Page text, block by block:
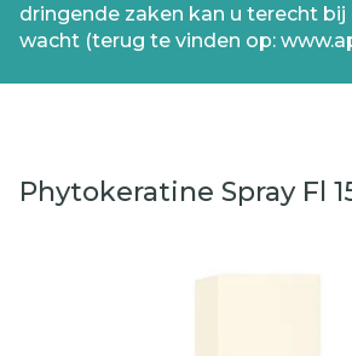
dringende zaken kan u terecht
wacht (terug te vinden op:
Phytokeratine Spray Fl